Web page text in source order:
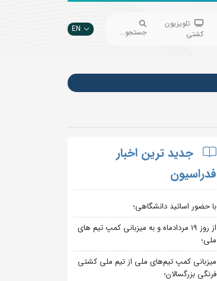
تلویزیون
کشتی
جستجو... EN
جدید ترین اخبار
فدراسیون
با حضور اساتید دانشگاهی؛
از روز 19 مردادماه و به میزبانی کمپ تیم های
ملی؛
میزبانی کمپ تیم‌های ملی از تیم ملی کشتی
فرنگی بزرگسالان؛